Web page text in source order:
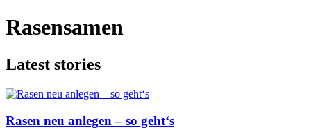
Rasensamen
Latest stories
Rasen neu anlegen – so geht‘s